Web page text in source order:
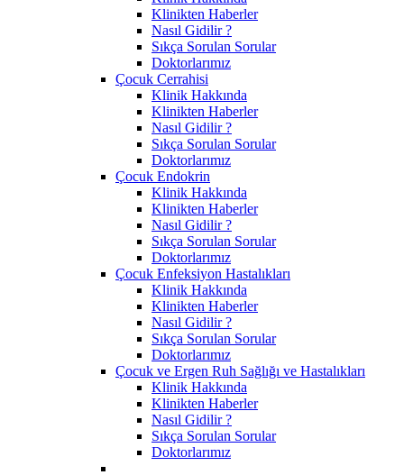
Klinikten Haberler
Nasıl Gidilir ?
Sıkça Sorulan Sorular
Doktorlarımız
Çocuk Cerrahisi
Klinik Hakkında
Klinikten Haberler
Nasıl Gidilir ?
Sıkça Sorulan Sorular
Doktorlarımız
Çocuk Endokrin
Klinik Hakkında
Klinikten Haberler
Nasıl Gidilir ?
Sıkça Sorulan Sorular
Doktorlarımız
Çocuk Enfeksiyon Hastalıkları
Klinik Hakkında
Klinikten Haberler
Nasıl Gidilir ?
Sıkça Sorulan Sorular
Doktorlarımız
Çocuk ve Ergen Ruh Sağlığı ve Hastalıkları
Klinik Hakkında
Klinikten Haberler
Nasıl Gidilir ?
Sıkça Sorulan Sorular
Doktorlarımız